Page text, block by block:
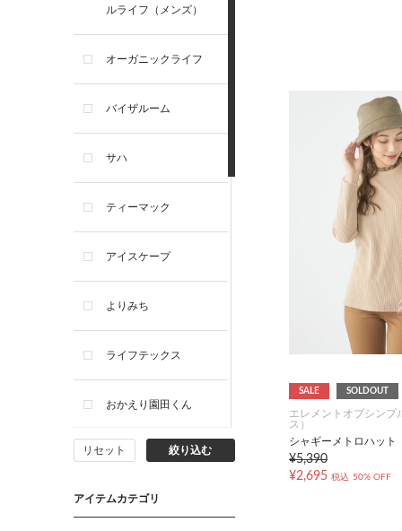
ルライフ（メンズ）
オーガニックライフ
バイザルーム
サハ
ティーマック
アイスケープ
よりみち
ライフテックス
おかえり園田くん
ビー・エー・ジー
イヴィスト
リセット 絞り込む
アイテムカテゴリ
SALE SOLDOUT
エレメントオブシンプ
ス）
シャギーメトロハット
¥5,390
¥2,695 税込 50% OFF